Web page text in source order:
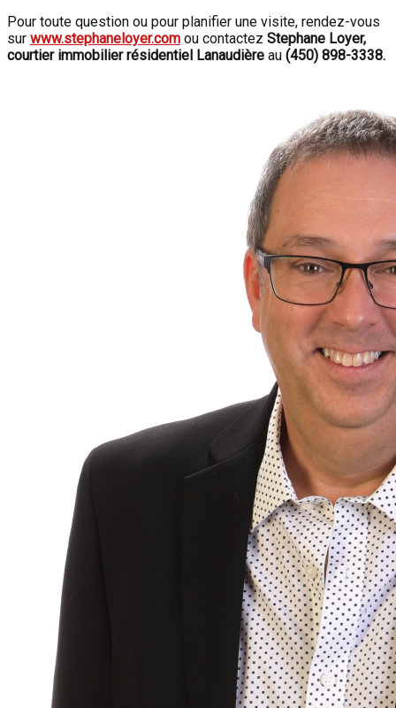
Pour toute question ou pour planifier une visite, rendez-vous
sur www.stephaneloyer.com ou contactez Stephane Loyer,
courtier immobilier résidentiel Lanaudière au (450) 898-3338.